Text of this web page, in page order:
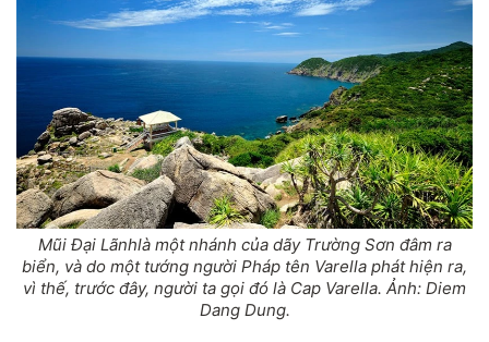
Mũi Đại Lãnhlà một nhánh của dãy Trường Sơn đâm ra
biển, và do một tướng người Pháp tên Varella phát hiện ra,
vì thế, trước đây, người ta gọi đó là Cap Varella. Ảnh: Diem
Dang Dung.